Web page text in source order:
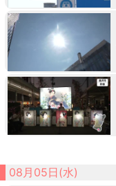
08月05日(水)